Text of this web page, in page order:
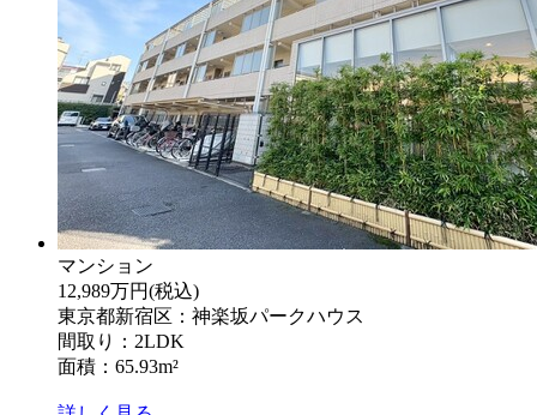
マンション
12,989万円(税込)
東京都新宿区：神楽坂パークハウス
間取り：2LDK
面積：65.93m²